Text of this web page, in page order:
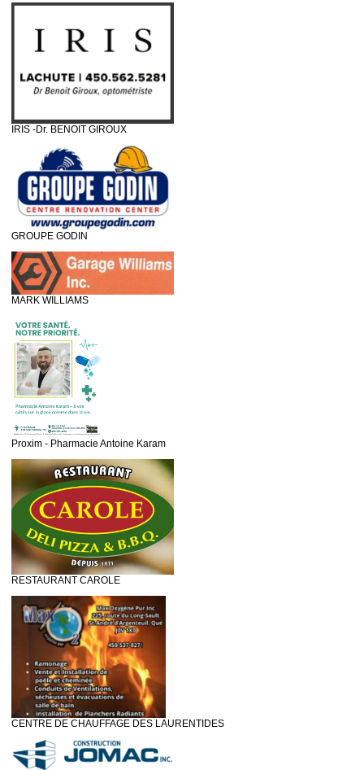
IRIS -Dr. BENOIT GIROUX
GROUPE GODIN
MARK WILLIAMS
Proxim - Pharmacie Antoine Karam
RESTAURANT CAROLE
CENTRE DE CHAUFFAGE DES LAURENTIDES